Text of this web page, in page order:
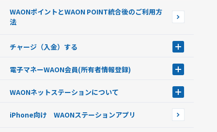
ポイントの有効期限について
WAONポイントとWAON POINT統合後のご利用方
法
チャージ（入金）する
現金でチャージする
銀行口座・ATMからチャージする
オートチャージ
ポイントからチャージする
電子マネーWAON会員(所有者情報登録)
WAON POINTサービス会員登録に伴う個人データの共同利用のお知
WAONネットステーションについて
WAONネットステーションWAON端末について
iPhone向け WAONステーションアプリ